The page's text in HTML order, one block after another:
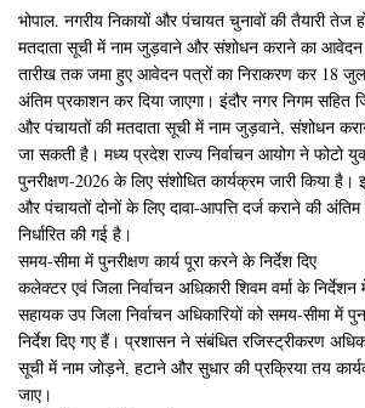
भोपाल. नगरीय निकायों और पंचायत चुनावों की तैयारी
मतदाता सूची में नाम जुड़वाने और संशोधन कराने का
तारीख तक जमा हुए आवेदन पत्रों का निराकरण कर 18
अंतिम प्रकाशन कर दिया जाएगा। इंदौर नगर निगम सहित
और पंचायतों की मतदाता सूची में नाम जुड़वाने, संशोधन
जा सकती है। मध्य प्रदेश राज्य निर्वाचन आयोग ने फोटो
पुनरीक्षण-2026 के लिए संशोधित कार्यक्रम जारी किया
और पंचायतों दोनों के लिए दावा-आपत्ति दर्ज कराने की
निर्धारित की गई है।
समय-सीमा में पुनरीक्षण कार्य पूरा करने के निर्देश दिए
कलेक्टर एवं जिला निर्वाचन अधिकारी शिवम वर्मा के
सहायक उप जिला निर्वाचन अधिकारियों को समय-सीमा में
निर्देश दिए गए हैं। प्रशासन ने संबंधित रजिस्ट्रीकरण
सूची में नाम जोड़ने, हटाने और सुधार की प्रक्रिया तय
जाए।